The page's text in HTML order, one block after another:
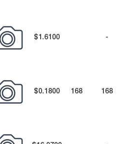
$1.6100 -
$0.1800 168 168